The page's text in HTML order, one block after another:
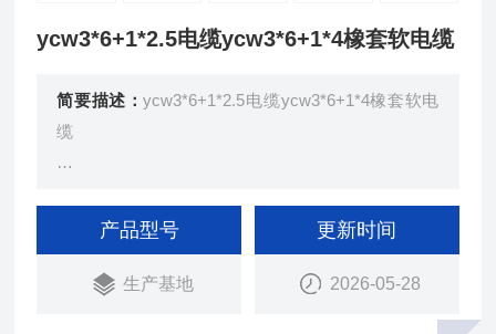
ycw3*6+1*2.5电缆ycw3*6+1*4橡套软电缆
简要描述：ycw3*6+1*2.5电缆ycw3*6+1*4橡套软电
缆
绝缘层、经后，多股绞合成揽，再挤包橡皮护套、而
成。
产品型号
生产基地
更新时间
2026-05-28